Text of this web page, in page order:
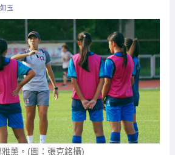
玉
薰。(圖：張克銘攝)